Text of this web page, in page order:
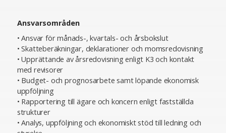
Ansvarsområden
• Ansvar för månads-, kvartals- och årsbokslut
• Skatteberäkningar, deklarationer och momsredovisning
• Upprättande av årsredovisning enligt K3 och kontakt
med revisorer
• Budget- och prognosarbete samt löpande ekonomisk
uppföljning
• Rapportering till ägare och koncern enligt fastställda
strukturer
• Analys, uppföljning och ekonomiskt stöd till ledning och